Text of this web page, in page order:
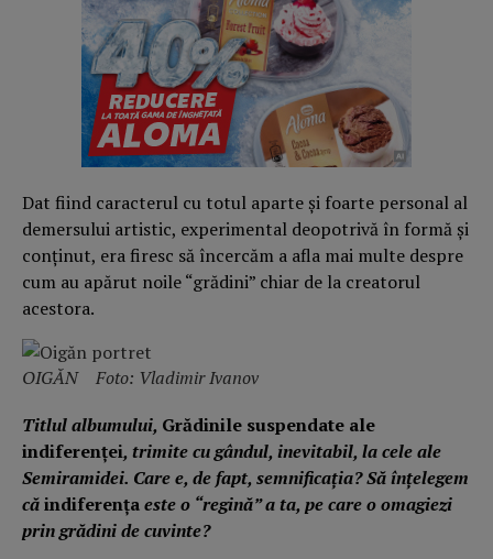
Dat fiind caracterul cu totul aparte şi foarte personal al
demersului artistic, experimental deopotrivă în formă şi
conţinut, era firesc să încercăm a afla mai multe despre
cum au apărut noile “grădini” chiar de la creatorul
acestora.
OIGĂN Foto: Vladimir Ivanov
Titlul albumului, Grădinile suspendate ale
indiferenței, trimite cu gândul, inevitabil, la cele ale
Semiramidei. Care e, de fapt, semnificația? Să înțelegem
căindiferențaeste o “regină” a ta, pe care o omagiezi
prin grădini de cuvinte?